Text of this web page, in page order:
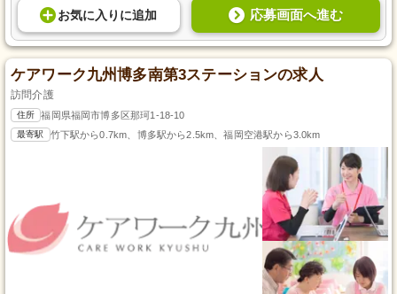
お気に入り に追加 応募画面へ進む
ケアワーク九州博多南第3ステーションの求人
訪問介護
住所 福岡県福岡市博多区那珂1-18-10
最寄駅 竹下駅から0.7km、博多駅から2.5km、福岡空港駅から3.0km